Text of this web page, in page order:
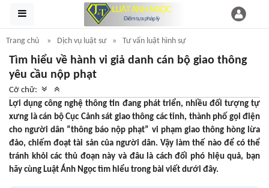
Trang chủ Dịch vụ luật sư Tư vấn luật hình sự
Tìm hiểu về hành vi giả danh cán bộ giao thông
yêu cầu nộp phạt
Cỡ chữ:
Lợi dụng công nghệ thông tin đang phát triển, nhiều đối tượng tự
xưng là cán bộ Cục Cảnh sát giao thông các tỉnh, thành phố gọi điện
cho người dân “thông báo nộp phạt” vi phạm giao thông hòng lừa
đảo, chiếm đoạt tài sản của người dân. Vậy làm thế nào để có thể
tránh khỏi các thủ đoạn này và đâu là cách đối phó hiệu quả, bạn
hãy cùng Luật Ánh Ngọc tìm hiểu trong bài viết dưới đây.